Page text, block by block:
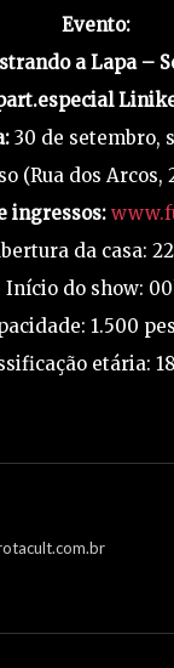
Evento:
a Lapa –
30 de setembro,
(Rua dos Arcos,
ingressos:
da casa:
Início do show:
1.500
etária: